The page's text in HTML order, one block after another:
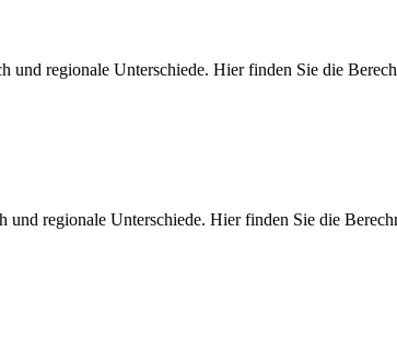
und regionale Unterschiede. Hier finden Sie die
und regionale Unterschiede. Hier finden Sie die